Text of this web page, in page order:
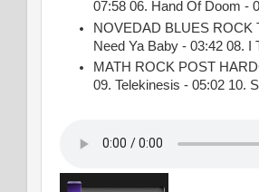
07:58 06. Hand Of Doom -
NOVEDAD BLUES ROCK
Need Ya Baby - 03:42 08.
MATH ROCK POST
09. Telekinesis - 05:02 10.